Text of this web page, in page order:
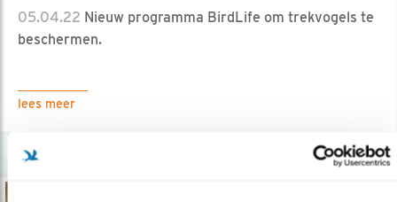
05.04.22 Nieuw programma BirdLife om trekvogels te
beschermen.
lees meer